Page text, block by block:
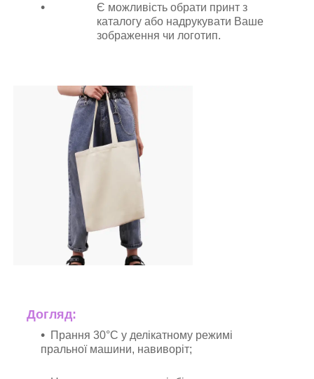
Є можливість обрати принт з
каталогу або надрукувати Ваше
зображення чи логотип.
Догляд:
Прання 30°C у делікатному режимі
пральної машини, навиворіт;